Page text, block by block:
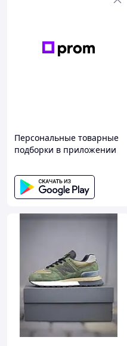
Персональные товарные
подборки в приложении